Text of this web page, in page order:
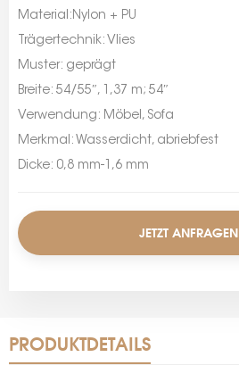
Material:Nylon + PU
Trägertechnik: Vlies
Muster: geprägt
Breite: 54/55″, 1,37 m; 54″
Verwendung: Möbel, Sofa
Merkmal: Wasserdicht, abriebfest
Dicke: 0,8 mm-1,6 mm
JETZT ANFRAGEN
PRODUKTDETAILS